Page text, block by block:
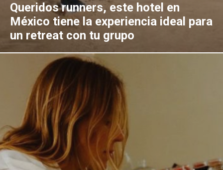
Queridos runners, este hotel en
México tiene la experiencia ideal para
un retreat con tu grupo